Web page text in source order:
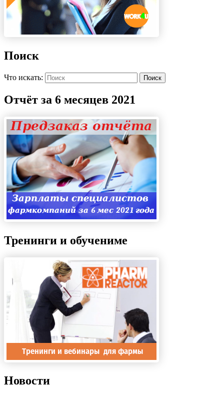
Поиск
Что искать: Поиск
Отчёт за 6 месяцев 2021
Тренинги и обучениме
Новости